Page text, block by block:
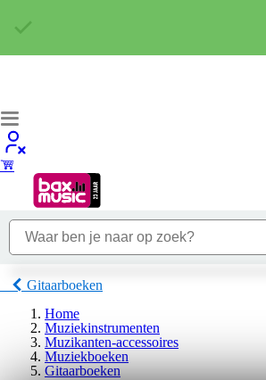
Gitaarboeken
Home
Muziekinstrumenten
Muzikanten-accessoires
Muziekboeken
Gitaarboeken